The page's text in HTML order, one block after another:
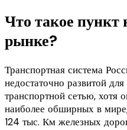
Что такое пункт
рынке?
Транспортная система
недостаточно развитой
транспортной сетью, хотя
наиболее обширных в
124 тыс. Км железных